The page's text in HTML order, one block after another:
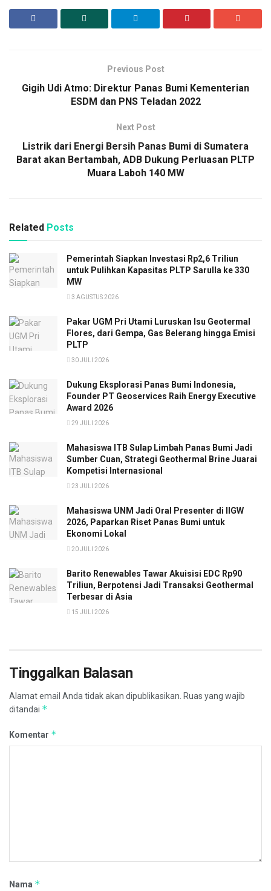
Previous Post
Gigih Udi Atmo: Direktur Panas Bumi Kementerian
ESDM dan PNS Teladan 2022
Next Post
Listrik dari Energi Bersih Panas Bumi di Sumatera
Barat akan Bertambah, ADB Dukung Perluasan PLTP
Muara Laboh 140 MW
Related Posts
Pemerintah Siapkan Investasi Rp2,6 Triliun
untuk Pulihkan Kapasitas PLTP Sarulla ke 330
MW
3 AGUSTUS 2026
Pakar UGM Pri Utami Luruskan Isu Geotermal
Flores, dari Gempa, Gas Belerang hingga Emisi
PLTP
30 JULI 2026
Dukung Eksplorasi Panas Bumi Indonesia,
Founder PT Geoservices Raih Energy Executive
Award 2026
29 JULI 2026
Mahasiswa ITB Sulap Limbah Panas Bumi Jadi
Sumber Cuan, Strategi Geothermal Brine Juarai
Kompetisi Internasional
23 JULI 2026
Mahasiswa UNM Jadi Oral Presenter di IIGW
2026, Paparkan Riset Panas Bumi untuk
Ekonomi Lokal
20 JULI 2026
Barito Renewables Tawar Akuisisi EDC Rp90
Triliun, Berpotensi Jadi Transaksi Geothermal
Terbesar di Asia
15 JULI 2026
Tinggalkan Balasan
Alamat email Anda tidak akan dipublikasikan. Ruas yang wajib
ditandai *
Komentar *
Nama *